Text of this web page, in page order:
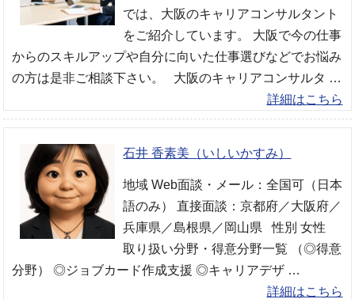
では、大阪のキャリアコンサルタント
をご紹介しています。 大阪で今の仕事
からのスキルアップや自分に向いた仕事選びなどでお悩み
の方は是非ご相談下さい。 大阪のキャリアコンサルタ …
詳細はこちら
石井 香素美（いしいかすみ）
地域 Web面談・メール：全国可（日本
語のみ） 直接面談：京都府／大阪府／
兵庫県／島根県／岡山県 性別 女性
取り扱い分野・得意分野一覧 （◎得意
分野） ◎ジョブカード作成支援 ◎キャリアデザ …
詳細はこちら